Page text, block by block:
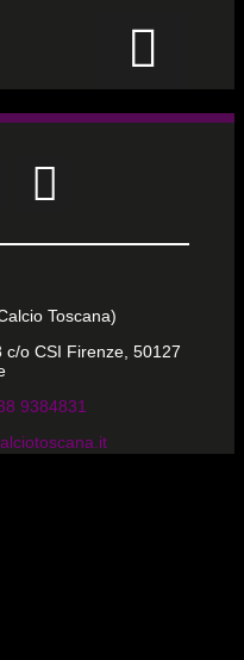
Toscana)
c/o CSI Firenze, 50127
9384831